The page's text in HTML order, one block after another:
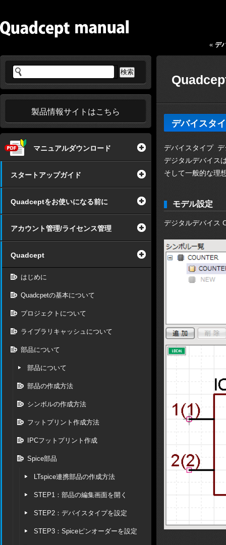
製品情報サイトはこちら
マニュアルダウンロード
スタートアップガイド
Quadceptをお使いになる前に
アカウント管理/ライセンス管理
Quadcept
はじめに
Quadcpetの基本について
プロジェクトについて
ライブラリキャッシュについて
部品について
部品について
部品の作成方法
シンボルの作成方法
フットプリント作成方法
IPCフットプリント作成
Spice部品
LTspice連携部品の作成方法
STEP1：部品の編集画面を開く
STEP2：デバイスタイプを設定
STEP3：Spiceピンオーダーを設定
« デ
デバイスタ
デバイスタイプ デ
デジタルデバイス
そして一般的な理
モデル設定
デジタルデバイス